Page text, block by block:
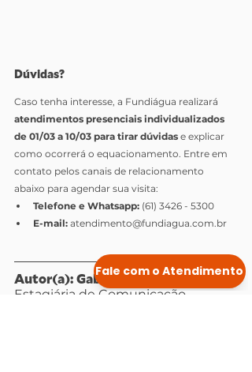
Dúvidas?
Caso tenha interesse, a Fundiágua realizará
atendimentos presenciais individualizados
de 01/03 a 10/03 para tirar dúvidas e explicar
como ocorrerá o equacionamento. Entre em
contato pelos canais de relacionamento
abaixo para agendar sua visita:
Telefone e Whatsapp: (61) 3426 - 5300
E-mail: atendimento@fundiagua.com.br
Autor(a): Gabriela Sereno
Estagiária de Comunicação